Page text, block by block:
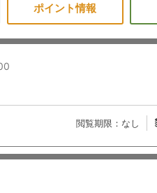
ポイント情報
閲覧期限：なし